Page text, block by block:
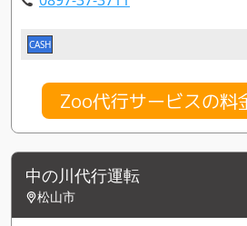
CASH
Zoo代行サービスの料
中の川代行運転
松山市